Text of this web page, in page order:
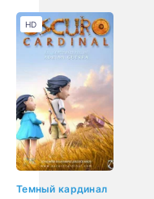
Темный кардинал
HD